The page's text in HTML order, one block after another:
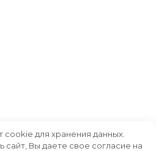
cookie для хранения данных.
сайт, Вы даете свое согласие на